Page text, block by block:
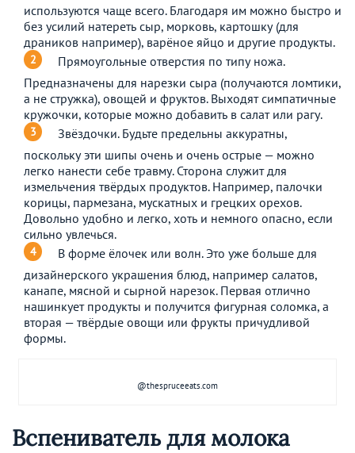
используются чаще всего. Благодаря им можно быстро и
без усилий натереть сыр, морковь, картошку (для
драников например), варёное яйцо и другие продукты.
Прямоугольные отверстия по типу ножа.
Предназначены для нарезки сыра (получаются ломтики,
а не стружка), овощей и фруктов. Выходят симпатичные
кружочки, которые можно добавить в салат или рагу.
Звёздочки. Будьте предельны аккуратны,
поскольку эти шипы очень и очень острые — можно
легко нанести себе травму. Сторона служит для
измельчения твёрдых продуктов. Например, палочки
корицы, пармезана, мускатных и грецких орехов.
Довольно удобно и легко, хоть и немного опасно, если
сильно увлечься.
В форме ёлочек или волн. Это уже больше для
дизайнерского украшения блюд, например салатов,
канапе, мясной и сырной нарезок. Первая отлично
нашинкует продукты и получится фигурная соломка, а
вторая — твёрдые овощи или фрукты причудливой
формы.
@thespruceeats.com
Вспениватель для молока